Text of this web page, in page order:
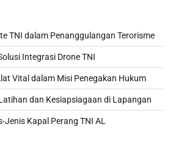
TNI dalam Penanggulangan Terorisme
Integrasi Drone TNI
Vital dalam Misi Penegakan Hukum
dan Kesiapsiagaan di Lapangan
Jenis Kapal Perang TNI AL